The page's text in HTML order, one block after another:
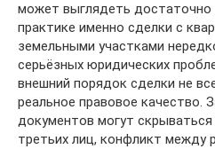
может выглядеть достаточно
практике именно сделки с
земельными участками
серьёзных юридических
внешний порядок сделки не
реальное правовое качество.
документов могут скрываться
третьих лиц, конфликт между